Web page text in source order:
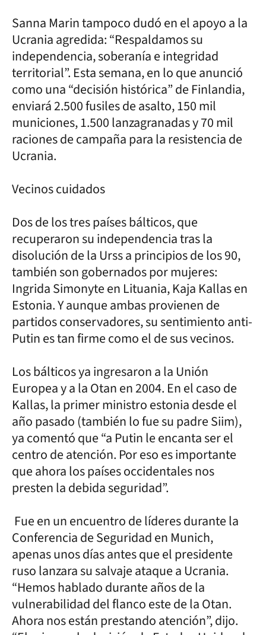
Sanna Marin tampoco dudó en el apoyo a la
Ucrania agredida: “Respaldamos su
independencia, soberanía e integridad
territorial”. Esta semana, en lo que anunció
como una “decisión histórica” de Finlandia,
enviará 2.500 fusiles de asalto, 150 mil
municiones, 1.500 lanzagranadas y 70 mil
raciones de campaña para la resistencia de
Ucrania.
Vecinos cuidados
Dos de los tres países bálticos, que
recuperaron su independencia tras la
disolución de la Urss a principios de los 90,
también son gobernados por mujeres:
Ingrida Simonyte en Lituania, Kaja Kallas en
Estonia. Y aunque ambas provienen de
partidos conservadores, su sentimiento anti-
Putin es tan firme como el de sus vecinos.
Los bálticos ya ingresaron a la Unión
Europea y a la Otan en 2004. En el caso de
Kallas, la primer ministro estonia desde el
año pasado (también lo fue su padre Siim),
ya comentó que “a Putin le encanta ser el
centro de atención. Por eso es importante
que ahora los países occidentales nos
presten la debida seguridad”.
Fue en un encuentro de líderes durante la
Conferencia de Seguridad en Munich,
apenas unos días antes que el presidente
ruso lanzara su salvaje ataque a Ucrania.
“Hemos hablado durante años de la
vulnerabilidad del flanco este de la Otan.
Ahora nos están prestando atención”, dijo.